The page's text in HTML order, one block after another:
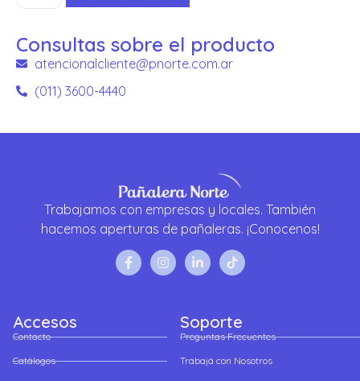
Consultas sobre el producto
atencionalcliente@pnorte.com.ar
(011) 3600-4440
Trabajamos con empresas y locales. También
hacemos aperturas de pañaleras. ¡Conocenos!
Accesos
Contacto
Catálogos
Soporte
Preguntas Frecuentes
Trabajá con Nosotros